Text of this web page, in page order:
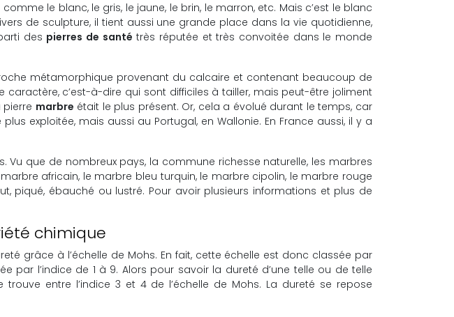
le blanc, le gris, le jaune, le brin, le marron, etc. Mais c’est le blanc
de sculpture, il tient aussi une grande place dans la vie quotidienne,
des pierres de santé très réputée et très convoitée dans le monde
métamorphique provenant du calcaire et contenant beaucoup de
c’est-à-dire qui sont difficiles à tailler, mais peut-être joliment
pierre marbre était le plus présent. Or, cela a évolué durant le temps, car
exploitée, mais aussi au Portugal, en Wallonie. En France aussi, il y a
que de nombreux pays, la commune richesse naturelle, les marbres
africain, le marbre bleu turquin, le marbre cipolin, le marbre rouge
piqué, ébauché ou lustré. Pour avoir plusieurs informations et plus de
chimique
grâce à l’échelle de Mohs. En fait, cette échelle est donc classée par
l’indice de 1 à 9. Alors pour savoir la dureté d’une telle ou de telle
trouve entre l’indice 3 et 4 de l’échelle de Mohs. La dureté se repose